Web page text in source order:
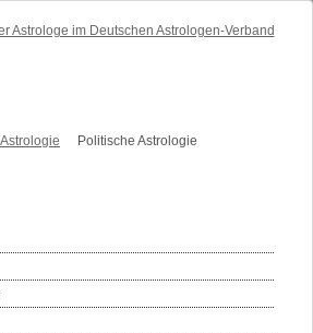
Politische Astrologie